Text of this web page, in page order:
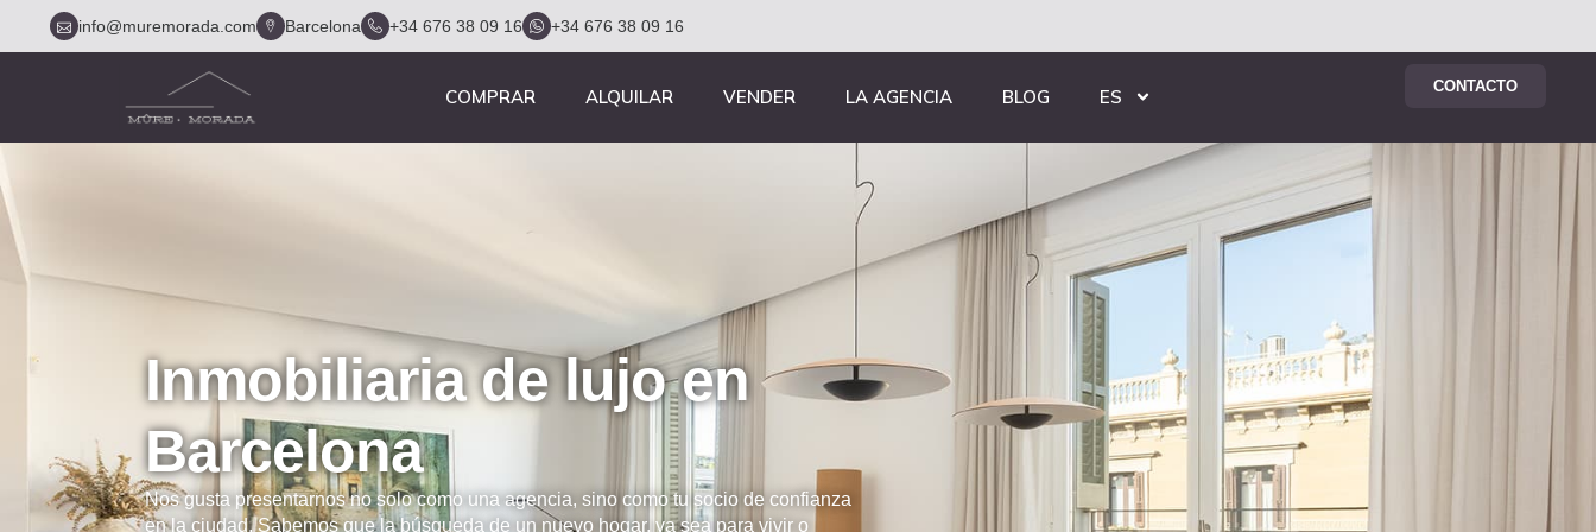
info@muremorada.com Barcelona +34 676 38 09 16 +34 676 38 09 16
COMPRAR ALQUILAR VENDER LA AGENCIA BLOG ES CONTACTO
Inmobiliaria de lujo en
Barcelona
Nos gusta presentarnos no solo como una agencia, sino como tu socio de confianza
en la ciudad. Sabemos que la búsqueda de un nuevo hogar, ya sea para vivir o